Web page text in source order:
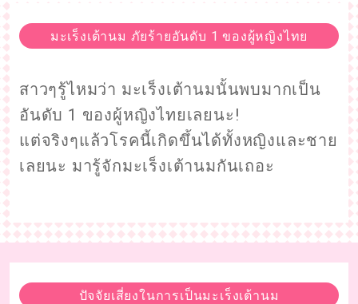
มะเร็งเต้านม ภัยร้ายอันดับ 1 ของผู้หญิงไทย
สาวๆรู้ไหมว่า มะเร็งเต้านมนั้นพบมากเป็น
อันดับ 1 ของผู้หญิงไทยเลยนะ!
แต่จริงๆแล้วโรคนี้เกิดขึ้นได้ทั้งหญิงและชาย
เลยนะ มารู้จักมะเร็งเต้านมกันเถอะ
ปัจจัยเสี่ยงในการเป็นมะเร็งเต้านม